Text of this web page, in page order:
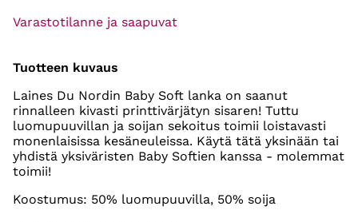
Varastotilanne ja saapuvat
Tuotteen kuvaus
Laines Du Nordin Baby Soft lanka on saanut
rinnalleen kivasti printtivärjätyn sisaren! Tuttu
luomupuuvillan ja soijan sekoitus toimii loistavasti
monenlaisissa kesäneuleissa. Käytä tätä yksinään tai
yhdistä yksiväristen Baby Softien kanssa - molemmat
toimii!
Koostumus: 50% luomupuuvilla, 50% soija